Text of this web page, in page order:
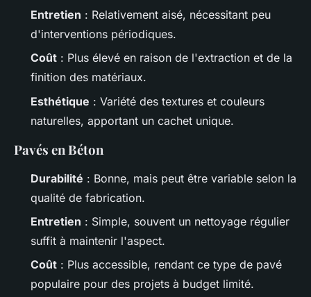
Entretien : Relativement aisé, nécessitant peu
d'interventions périodiques.
Coût : Plus élevé en raison de l'extraction et de la
finition des matériaux.
Esthétique : Variété des textures et couleurs
naturelles, apportant un cachet unique.
Pavés en Béton
Durabilité : Bonne, mais peut être variable selon la
qualité de fabrication.
Entretien : Simple, souvent un nettoyage régulier
suffit à maintenir l'aspect.
Coût : Plus accessible, rendant ce type de pavé
populaire pour des projets à budget limité.